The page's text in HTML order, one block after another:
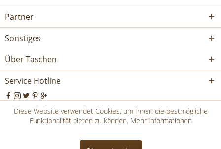
Partner
Sonstiges
Über Taschen
Service Hotline
* Alle Preise inkl. 8,1% Schweizer MWSt.
Diese Website verwendet Cookies, um Ihnen die bestmögliche
Funktionalität bieten zu können. Mehr Informationen